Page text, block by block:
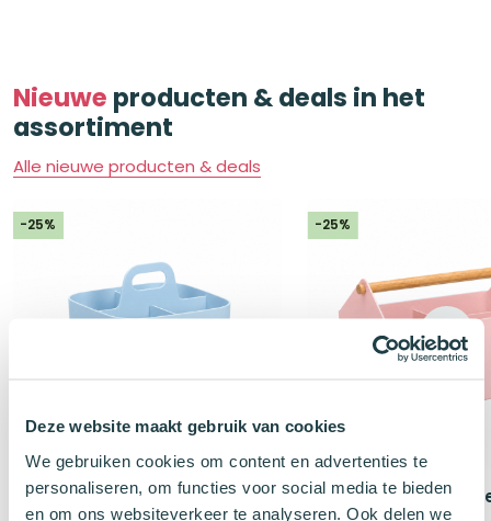
Deze website maakt gebruik van cookies
We gebruiken cookies om content en advertenties te
personaliseren, om functies voor social media te bieden
en om ons websiteverkeer te analyseren. Ook delen we
Nieuwe producten & deals in het
assortiment
Alle nieuwe producten & deals
-25%
Forma Pennenbak FRANK
-25%
Forma Desk